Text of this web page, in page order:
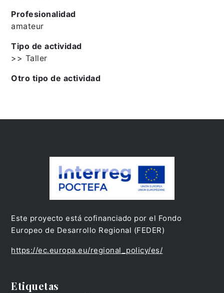
Profesionalidad
amateur
Tipo de actividad
>> Taller
Otro tipo de actividad
Este proyecto está cofinanciado por el Fondo
Europeo de Desarrollo Regional (FEDER)
https://ec.europa.eu/regional_policy/es/
Etiquetas